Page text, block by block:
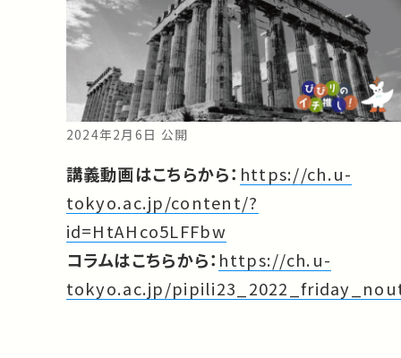
2024年2月6日 公開
講義動画はこちらから： https://ch.u-
tokyo.ac.jp/content/?
id=HtAHco5LFFbw
コラムはこちらから： https://ch.u-
tokyo.ac.jp/